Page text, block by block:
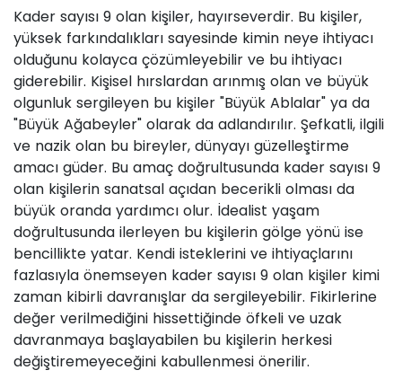
Kader sayısı 9 olan kişiler, hayırseverdir. Bu kişiler,
yüksek farkındalıkları sayesinde kimin neye ihtiyacı
olduğunu kolayca çözümleyebilir ve bu ihtiyacı
giderebilir. Kişisel hırslardan arınmış olan ve büyük
olgunluk sergileyen bu kişiler "Büyük Ablalar" ya da
"Büyük Ağabeyler" olarak da adlandırılır. Şefkatli, ilgili
ve nazik olan bu bireyler, dünyayı güzelleştirme
amacı güder. Bu amaç doğrultusunda kader sayısı 9
olan kişilerin sanatsal açıdan becerikli olması da
büyük oranda yardımcı olur. İdealist yaşam
doğrultusunda ilerleyen bu kişilerin gölge yönü ise
bencillikte yatar. Kendi isteklerini ve ihtiyaçlarını
fazlasıyla önemseyen kader sayısı 9 olan kişiler kimi
zaman kibirli davranışlar da sergileyebilir. Fikirlerine
değer verilmediğini hissettiğinde öfkeli ve uzak
davranmaya başlayabilen bu kişilerin herkesi
değiştiremeyeceğini kabullenmesi önerilir.